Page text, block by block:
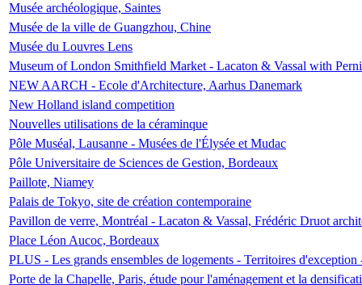
Musée archéologique, Saintes
Musée de la ville de Guangzhou, Chine
Musée du Louvres Lens
Museum of London Smithfield Market - Lacaton & Vassal with
NEW AARCH - Ecole d'Architecture, Aarhus Danemark
New Holland island competition
Nouvelles utilisations de la céraminque
Pôle Muséal, Lausanne - Musées de l'Élysée et Mudac
Pôle Universitaire de Sciences de Gestion, Bordeaux
Paillote, Niamey
Palais de Tokyo, site de création contemporaine
Pavillon de verre, Montréal - Lacaton & Vassal, Frédéric Druot
Place Léon Aucoc, Bordeaux
PLUS - Les grands ensembles de logements - Territoires
Porte de la Chapelle, Paris, étude pour l'aménagement et la